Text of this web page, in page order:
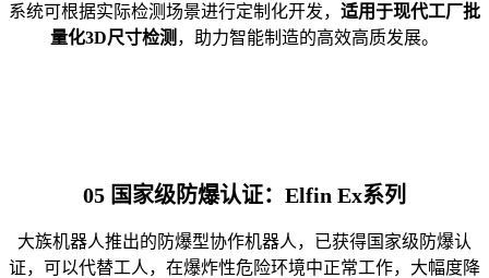
系统可根据实际检测场景进行定制化开发， 适用于现代工厂批
量化3D尺寸检测 ，助力智能制造的高效高质发展。
05 国家级防爆认证：Elfin Ex系列
大族机器人推出的防爆型协作机器人，已获得国家级防爆认
证，可以代替工人，在爆炸性危险环境中正常工作，大幅度降